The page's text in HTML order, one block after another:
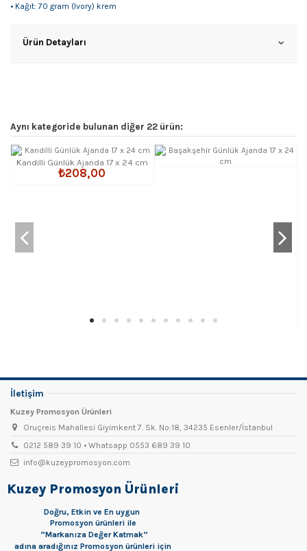
• Kağıt: 70 gram (Ivory) krem
Ürün Detayları
Aynı kategoride bulunan diğer 22 ürün:
Kandilli Günlük Ajanda 17 x 24 cm
₺208,00
İletişim
Kuzey Promosyon Ürünleri
Oruçreis Mahallesi Giyimkent 7. Sk. No:18, 34235 Esenler/İstanbul
0212 589 39 10 • Whatsapp 0553 689 39 10
info@kuzeypromosyon.com
Kuzey Promosyon Ürünleri
Doğru, Etkin ve En uygun
Promosyon ürünleri ile
“Markanıza Değer Katmak”
adına aradığınız Promosyon ürünleri için